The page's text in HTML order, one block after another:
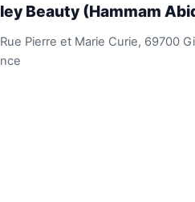
Beauty (Hammam
Pierre et Marie Curie, 69700